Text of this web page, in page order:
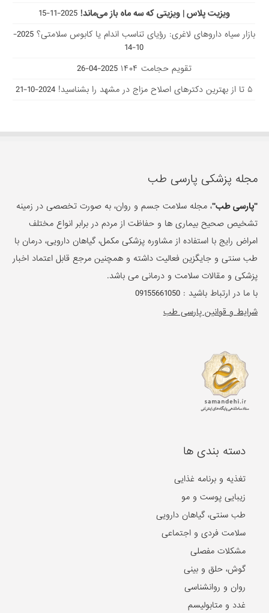
ویزیت پلاس | ویزیتی که سه ماه باز می‌ماند! 2025-11-15
بازار سیاه داروهای لاغری: رؤیای تناسب اندام یا کابوس سلامتی؟
2025-
10-14
تقویم حجامت ۱۴۰۴
2025-04-26
۵ تا از بهترین دکتر‌های اصلاح مزاج در مشهد را بشناسید!
2024-10-21
مجله پزشکی پارسی طب
"پارسی طب"، مجله سلامت جسم و روان، به صورت تخصصی در زمینه
تشخیص صحیح بیماری ها و حفاظت از مردم در برابر انواع مختلف
امراض رایج با استفاده از مشاوره پزشکی مکمل، گیاهان دارویی، درمان با
طب سنتی و جایگزین فعالیت داشته و همچنین مرجع قابل اعتماد اخبار
پزشکی و مقالات سلامت و درمانی می باشد.
با ما در ارتباط باشید :09155661050
شرایط و قوانین پارسی طب
دسته بندی ها
تغذیه و برنامه غذایی
زیبایی پوست و مو
طب سنتی، گیاهان دارویی
سلامت فردی و اجتماعی
مشکلات مفصلی
گوش، حلق و بینی
روان و روانشناسی
غدد و متابولیسم